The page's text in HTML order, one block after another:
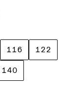
116 122
140